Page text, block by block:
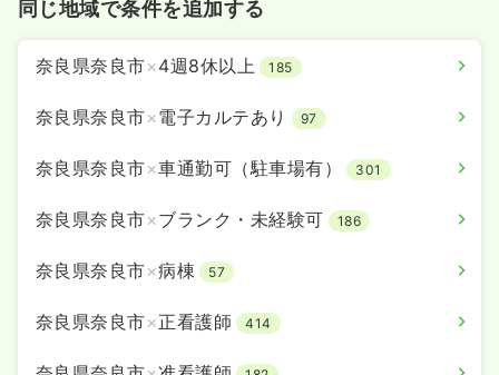
同じ地域で条件を追加する
奈良県奈良市×4週8休以上 185
奈良県奈良市×電子カルテあり 97
奈良県奈良市×車通勤可（駐車場有） 301
奈良県奈良市×ブランク・未経験可 186
奈良県奈良市×病棟 57
奈良県奈良市×正看護師 414